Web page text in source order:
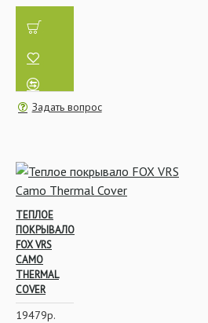
Задать вопрос
ТЕПЛОЕ
ПОКРЫВАЛО
FOX VRS
CAMO
THERMAL
COVER
19479р.